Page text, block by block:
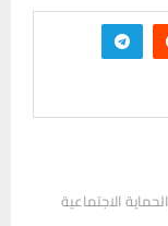
الاجتماعية